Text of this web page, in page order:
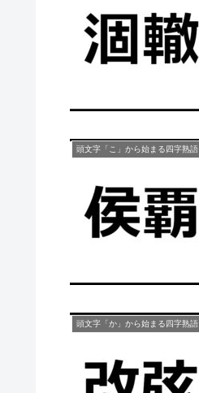
頭文字「こ」から始まる四字熟語
頭文字「か」から始まる四字熟語